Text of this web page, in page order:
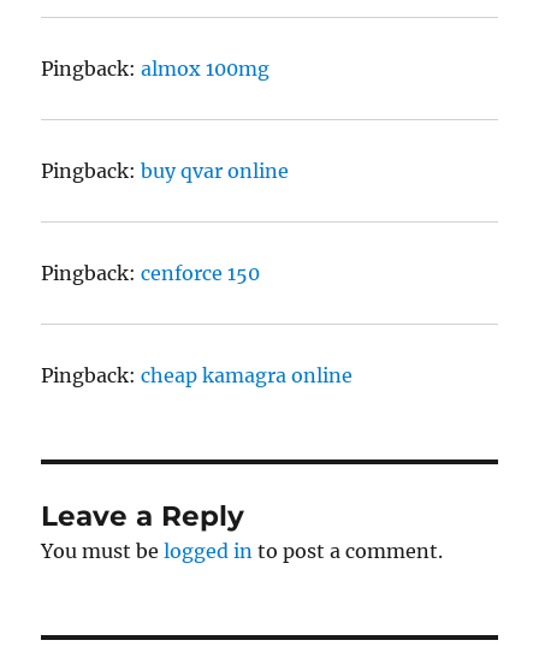
Pingback:almox 100mg
Pingback:buy qvar online
Pingback:cenforce 150
Pingback:cheap kamagra online
Leave a Reply
You must belogged in to post a comment.